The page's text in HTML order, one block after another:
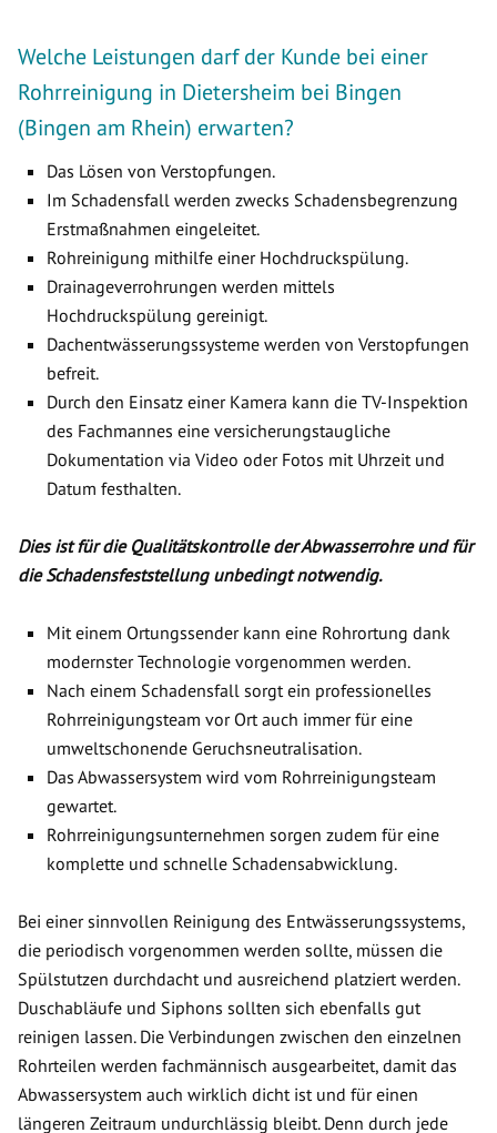
Welche Leistungen darf der Kunde bei einer
Rohrreinigung in Dietersheim bei Bingen
(Bingen am Rhein) erwarten?
Das Lösen von Verstopfungen.
Im Schadensfall werden zwecks Schadensbegrenzung
Erstmaßnahmen eingeleitet.
Rohreinigung mithilfe einer Hochdruckspülung.
Drainageverrohrungen werden mittels
Hochdruckspülung gereinigt.
Dachentwässerungssysteme werden von Verstopfungen
befreit.
Durch den Einsatz einer Kamera kann die TV-Inspektion
des Fachmannes eine versicherungstaugliche
Dokumentation via Video oder Fotos mit Uhrzeit und
Datum festhalten.
Dies ist für die Qualitätskontrolle der Abwasserrohre und für
die Schadensfeststellung unbedingt notwendig.
Mit einem Ortungssender kann eine Rohrortung dank
modernster Technologie vorgenommen werden.
Nach einem Schadensfall sorgt ein professionelles
Rohrreinigungsteam vor Ort auch immer für eine
umweltschonende Geruchsneutralisation.
Das Abwassersystem wird vom Rohrreinigungsteam
gewartet.
Rohrreinigungsunternehmen sorgen zudem für eine
komplette und schnelle Schadensabwicklung.
Bei einer sinnvollen Reinigung des Entwässerungssystems,
die periodisch vorgenommen werden sollte, müssen die
Spülstutzen durchdacht und ausreichend platziert werden.
Duschabläufe und Siphons sollten sich ebenfalls gut
reinigen lassen. Die Verbindungen zwischen den einzelnen
Rohrteilen werden fachmännisch ausgearbeitet, damit das
Abwassersystem auch wirklich dicht ist und für einen
längeren Zeitraum undurchlässig bleibt. Denn durch jede